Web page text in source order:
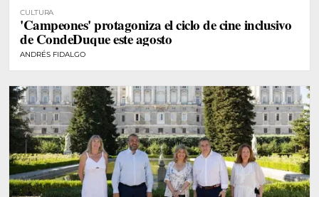
CULTURA
'Campeones' protagoniza el ciclo de cine inclusivo
de CondeDuque este agosto
ANDRÉS FIDALGO